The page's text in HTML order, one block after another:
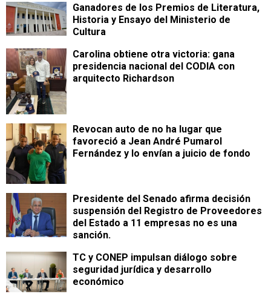
Ganadores de los Premios de Literatura,
Historia y Ensayo del Ministerio de
Cultura
Carolina obtiene otra victoria: gana
presidencia nacional del CODIA con
arquitecto Richardson
Revocan auto de no ha lugar que
favoreció a Jean André Pumarol
Fernández y lo envían a juicio de fondo
Presidente del Senado afirma decisión
suspensión del Registro de Proveedores
del Estado a 11 empresas no es una
sanción.
TC y CONEP impulsan diálogo sobre
seguridad jurídica y desarrollo
económico